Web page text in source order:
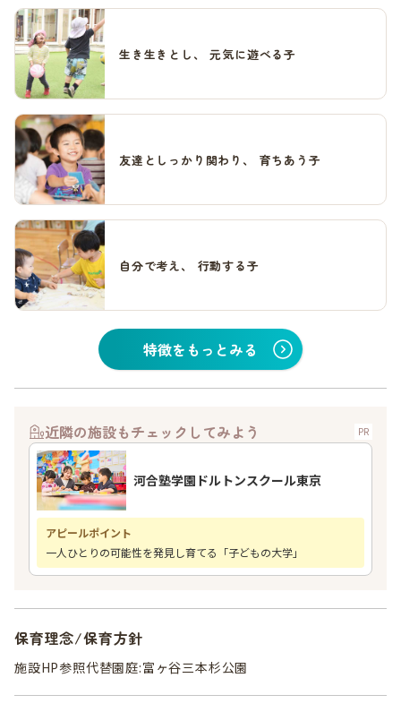
生き生きとし、 元気に遊べる子
友達としっかり関わり、 育ちあう子
自分で考え、 行動する子
特徴をもっとみる
近隣の施設もチェックしてみよう PR
河合塾学園ドルトンスクール東京
アピールポイント
一人ひとりの可能性を発見し育てる「子どもの大学」
保育理念/保育方針
施設HP参照代替園庭:富ヶ谷三本杉公園